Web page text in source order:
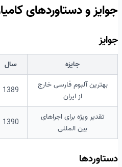
جوایز و دستاوردهای
جوایز
جایزه سال
بهترین آلبوم فارسی خارج
از ایران
1389
تقدیر ویژه برای اجراهای
بین المللی
1390
دستاوردها